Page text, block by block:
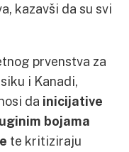
kazavši da su svi
prvenstva za
i Kanadi,
da inicijative
bojama
te kritiziraju